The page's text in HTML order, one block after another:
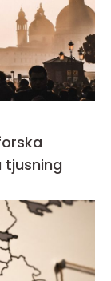
tjusning